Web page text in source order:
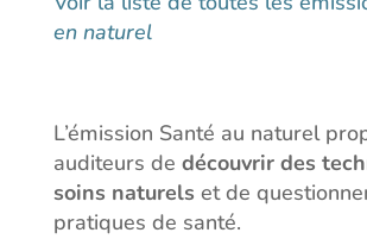
en naturel
L’émission Santé au naturel
auditeurs de découvrir des
soins naturels et de
pratiques de santé.